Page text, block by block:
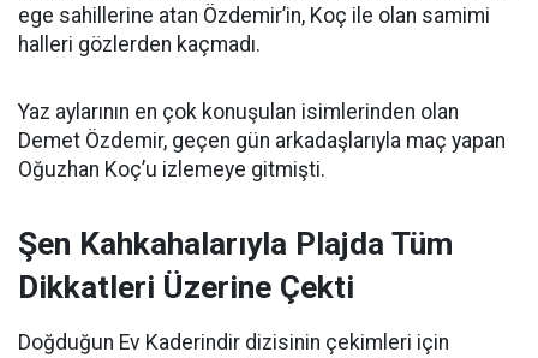
ege sahillerine atan Özdemir’in, Koç ile olan samimi
halleri gözlerden kaçmadı.
Yaz aylarının en çok konuşulan isimlerinden olan
Demet Özdemir, geçen gün arkadaşlarıyla maç yapan
Oğuzhan Koç’u izlemeye gitmişti.
Şen Kahkahalarıyla Plajda Tüm
Dikkatleri Üzerine Çekti
Doğduğun Ev Kaderindir dizisinin çekimleri için